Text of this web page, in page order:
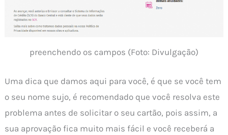
preenchendo os campos (Foto: Divulgação)
Uma dica que damos aqui para você, é que se você tem
o seu nome sujo, é recomendado que você resolva este
problema antes de solicitar o seu cartão, pois assim, a
sua aprovação fica muito mais fácil e você receberá a